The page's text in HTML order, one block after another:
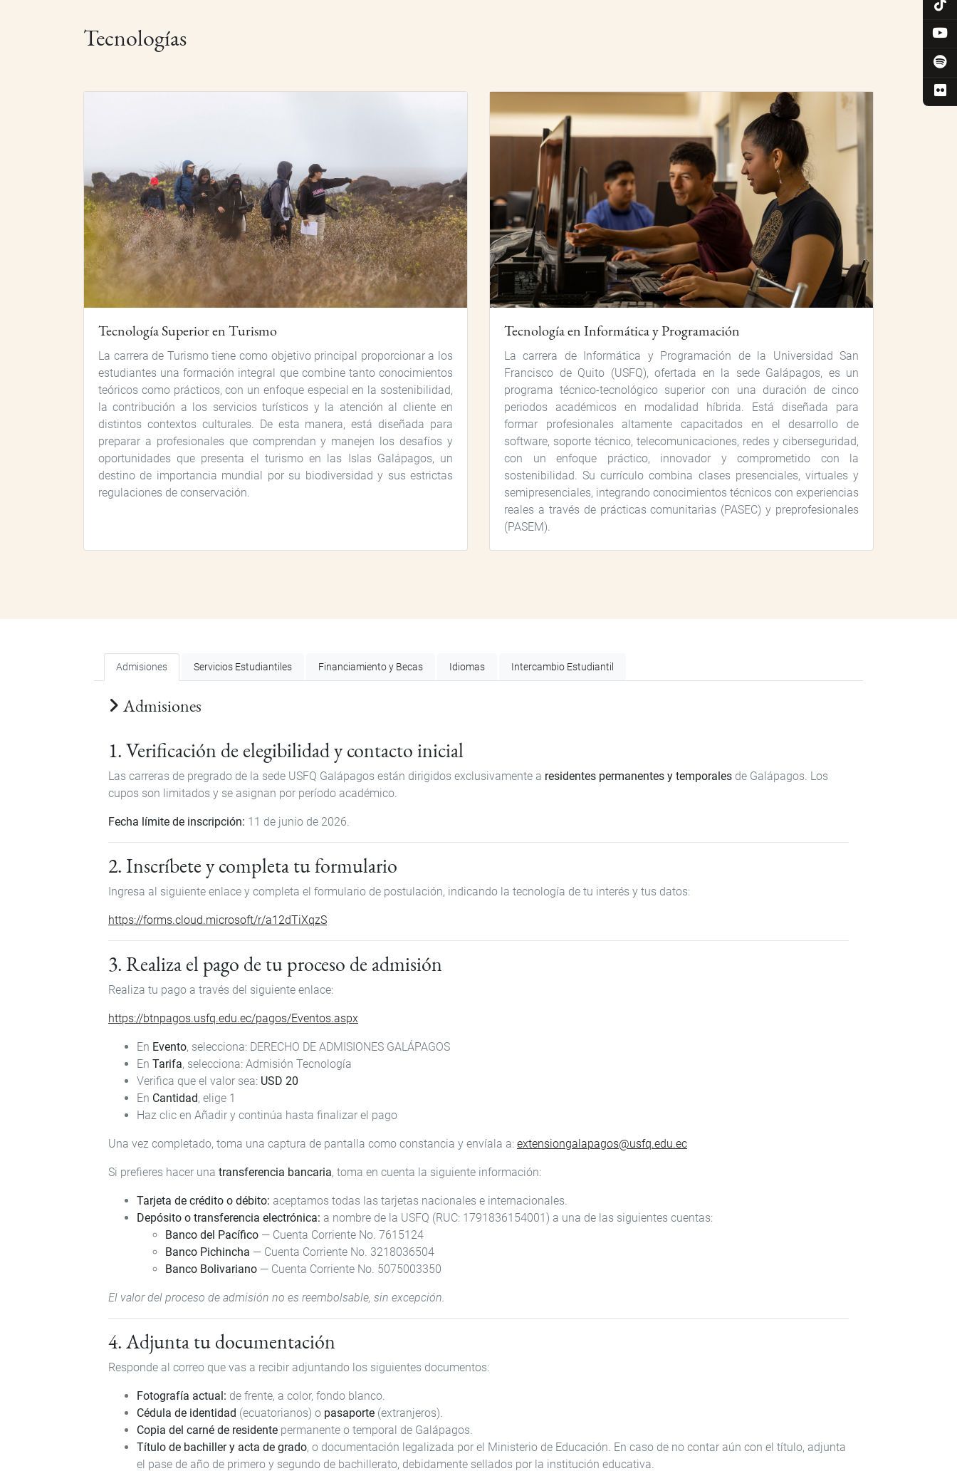
Tecnologías
Tecnología Superior en Turismo
La carrera de Turismo tiene como objetivo principal proporcionar a los
estudiantes una formación integral que combine tanto conocimientos
teóricos como prácticos, con un enfoque especial en la sostenibilidad,
la contribución a los servicios turísticos y la atención al cliente en
distintos contextos culturales. De esta manera, está diseñada para
preparar a profesionales que comprendan y manejen los desafíos y
oportunidades que presenta el turismo en las Islas Galápagos, un
destino de importancia mundial por su biodiversidad y sus estrictas
regulaciones de conservación.
Tecnología en Informática y Programación
La carrera de Informática y Programación de la Universidad San
Francisco de Quito (USFQ), ofertada en la sede Galápagos, es un
programa técnico-tecnológico superior con una duración de cinco
periodos académicos en modalidad híbrida. Está diseñada para
formar profesionales altamente capacitados en el desarrollo de
software, soporte técnico, telecomunicaciones, redes y ciberseguridad,
con un enfoque práctico, innovador y comprometido con la
sostenibilidad. Su currículo combina clases presenciales, virtuales y
semipresenciales, integrando conocimientos técnicos con experiencias
reales a través de prácticas comunitarias (PASEC) y preprofesionales
(PASEM).
Admisiones Servicios Estudiantiles Financiamiento y Becas Idiomas Intercambio Estudiantil
Admisiones
1. Verificación de elegibilidad y contacto inicial
Las carreras de pregrado de la sede USFQ Galápagos están dirigidos exclusivamente a residentes permanentes y temporales de Galápagos. Los
cupos son limitados y se asignan por período académico.
Fecha límite de inscripción: 11 de junio de 2026.
2. Inscríbete y completa tu formulario
Ingresa al siguiente enlace y completa el formulario de postulación, indicando la tecnología de tu interés y tus datos:
https://forms.cloud.microsoft/r/a12dTiXqzS
3. Realiza el pago de tu proceso de admisión
Realiza tu pago a través del siguiente enlace:
https://btnpagos.usfq.edu.ec/pagos/Eventos.aspx
En Evento, selecciona: DERECHO DE ADMISIONES GALÁPAGOS
En Tarifa, selecciona: Admisión Tecnología
Verifica que el valor sea: USD 20
En Cantidad, elige 1
Haz clic en Añadir y continúa hasta finalizar el pago
Una vez completado, toma una captura de pantalla como constancia y envíala a: extensiongalapagos@usfq.edu.ec
Si prefieres hacer una transferencia bancaria, toma en cuenta la siguiente información:
Tarjeta de crédito o débito: aceptamos todas las tarjetas nacionales e internacionales.
Depósito o transferencia electrónica: a nombre de la USFQ (RUC: 1791836154001) a una de las siguientes cuentas:
Banco del Pacífico — Cuenta Corriente No. 7615124
Banco Pichincha — Cuenta Corriente No. 3218036504
Banco Bolivariano — Cuenta Corriente No. 5075003350
El valor del proceso de admisión no es reembolsable, sin excepción.
4. Adjunta tu documentación
Responde al correo que vas a recibir adjuntando los siguientes documentos:
Fotografía actual: de frente, a color, fondo blanco.
Cédula de identidad (ecuatorianos) o pasaporte (extranjeros).
Copia del carné de residente permanente o temporal de Galápagos.
Título de bachiller y acta de grado, o documentación legalizada por el Ministerio de Educación. En caso de no contar aún con el título, adjunta
el pase de año de primero y segundo de bachillerato, debidamente sellados por la institución educativa.